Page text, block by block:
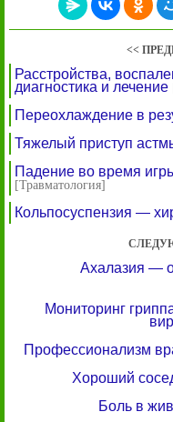
<<
Расстройства,
диагностика и лечение
Переохлаждение в
Тяжелый приступ
Падение во время
[Травматология]
Кольпосуспензия —
Ахалазия —
Мониторинг
Профессионализм
Хороший
Боль в